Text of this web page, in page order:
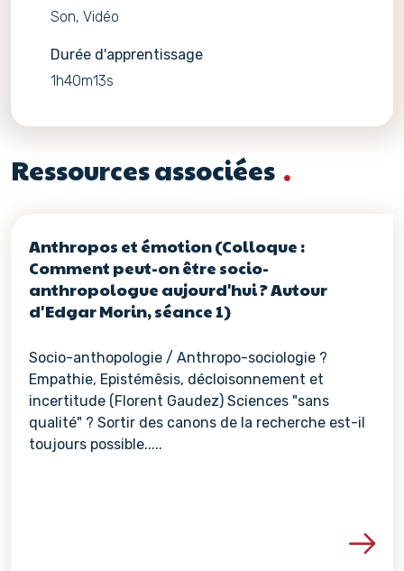
Son, Vidéo
Durée d'apprentissage
1h40m13s
Ressources associées
Anthropos et émotion (Colloque :
Comment peut-on être socio-
anthropologue aujourd'hui ? Autour
d'Edgar Morin, séance 1)
Socio-anthopologie / Anthropo-sociologie ?
Empathie, Epistémêsis, décloisonnement et
incertitude (Florent Gaudez) Sciences "sans
qualité" ? Sortir des canons de la recherche est-il
toujours possible.....
Voir les détails de la